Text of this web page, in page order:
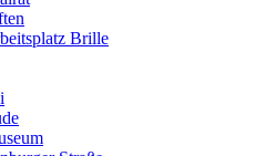
Brille